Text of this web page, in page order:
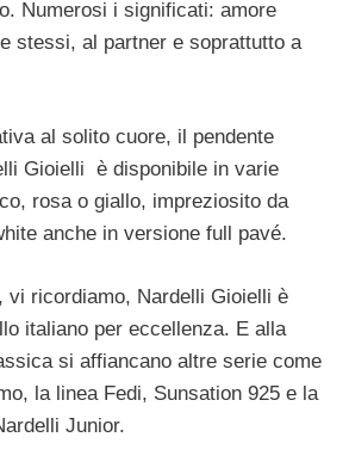
Numerosi i significati: amore
stessi, al partner e soprattutto a
al solito cuore, il pendente
Gioielli è disponibile in varie
rosa o giallo, impreziosito da
anche in versione full pavé.
vi ricordiamo, Nardelli Gioielli è
italiano per eccellenza. E alla
si affiancano altre serie come
la linea Fedi, Sunsation 925 e la
Junior.